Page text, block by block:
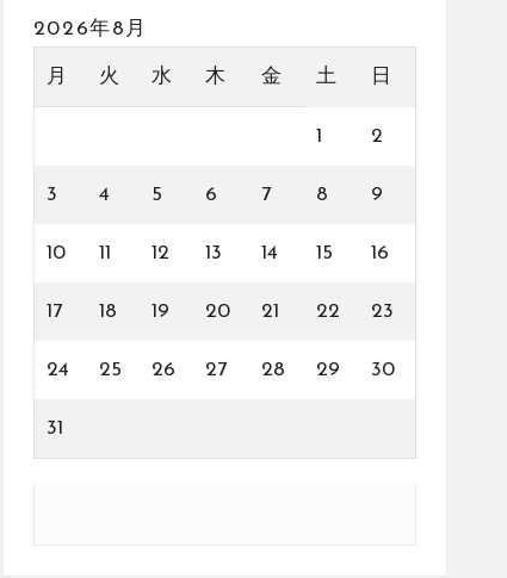
2026年8月
月 火 水 木 金 土 日
1 2
3 4 5 6 7 8 9
10 11 12 13 14 15 16
17 18 19 20 21 22 23
24 25 26 27 28 29 30
31